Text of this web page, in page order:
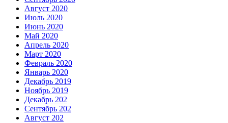
Август 2020
Июль 2020
Июнь 2020
Май 2020
Апрель 2020
Март 2020
Февраль 2020
Январь 2020
Декабрь 2019
Ноябрь 2019
Декабрь 202
Сентябрь 202
Август 202